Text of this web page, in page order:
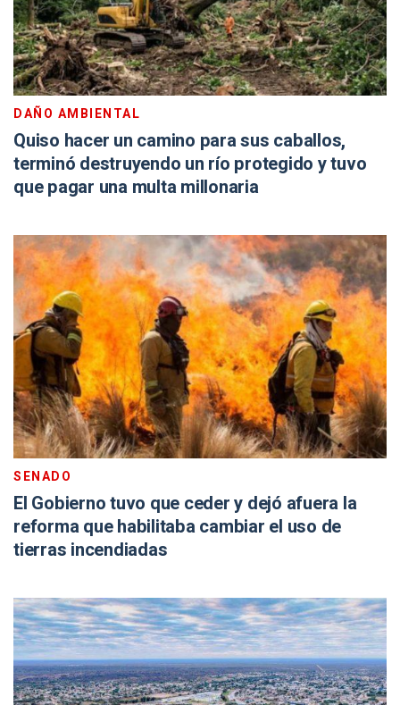
DAÑO AMBIENTAL
Quiso hacer un camino para sus caballos,
terminó destruyendo un río protegido y tuvo
que pagar una multa millonaria
SENADO
El Gobierno tuvo que ceder y dejó afuera la
reforma que habilitaba cambiar el uso de
tierras incendiadas